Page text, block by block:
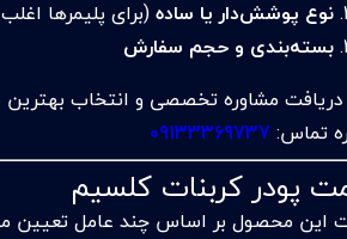
نوع پوشش‌دار یا ساده(برای پلیمرها
بسته‌بندی و حجم سفارش
دریافت مشاوره تخصصی و انتخاب بهترین
تماس:09133369737
پودر کربنات کلسیم
این محصول بر اساس چند عامل تعیین